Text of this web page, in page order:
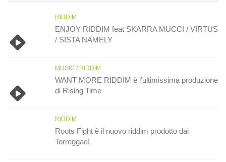
RIDDIM
ENJOY RIDDIM feat SKARRA MUCCI / VIRTUS
/ SISTA NAMELY
MUSIC / RIDDIM
WANT MORE RIDDIM è l’ultimissima produzione
di Rising Time
RIDDIM
Roots Fight è il nuovo riddim prodotto dai
Torreggae!